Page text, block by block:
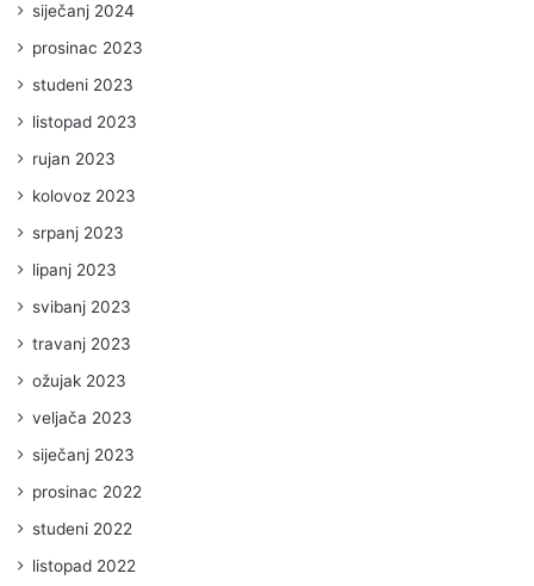
siječanj 2024
prosinac 2023
studeni 2023
listopad 2023
rujan 2023
kolovoz 2023
srpanj 2023
lipanj 2023
svibanj 2023
travanj 2023
ožujak 2023
veljača 2023
siječanj 2023
prosinac 2022
studeni 2022
listopad 2022